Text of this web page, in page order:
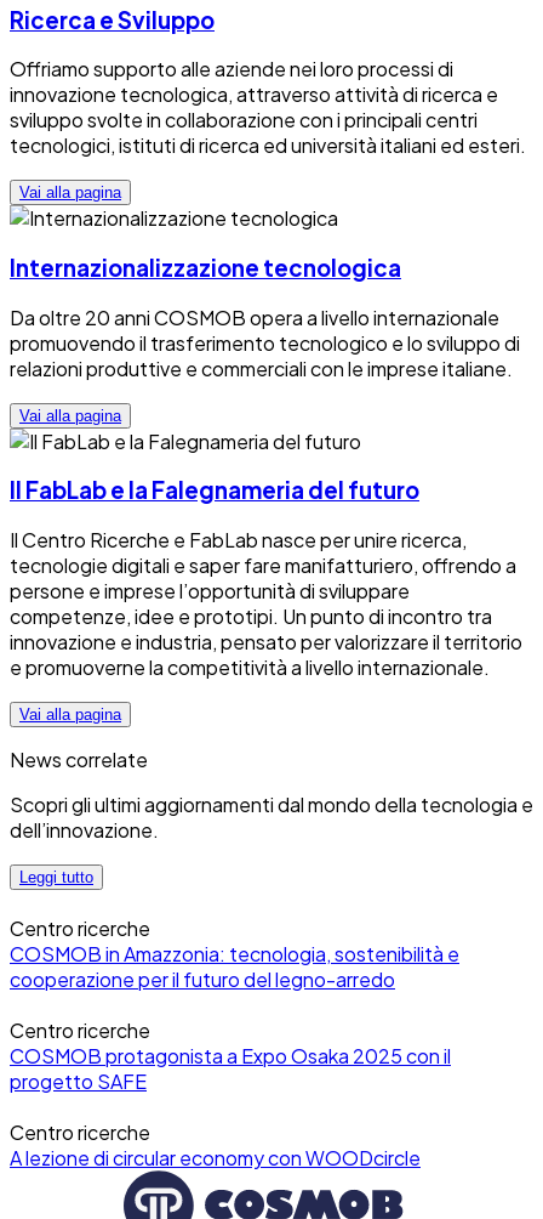
Ricerca e Sviluppo
Offriamo supporto alle aziende nei loro processi di
innovazione tecnologica, attraverso attività di ricerca e
sviluppo svolte in collaborazione con i principali centri
tecnologici, istituti di ricerca ed università italiani ed esteri.
Vai alla pagina
Internazionalizzazione tecnologica
Da oltre 20 anni COSMOB opera a livello internazionale
promuovendo il trasferimento tecnologico e lo sviluppo di
relazioni produttive e commerciali con le imprese italiane.
Vai alla pagina
Il FabLab e la Falegnameria del futuro
Il Centro Ricerche e FabLab nasce per unire ricerca,
tecnologie digitali e saper fare manifatturiero, offrendo a
persone e imprese l’opportunità di sviluppare
competenze, idee e prototipi. Un punto di incontro tra
innovazione e industria, pensato per valorizzare il territorio
e promuoverne la competitività a livello internazionale.
Vai alla pagina
News correlate
Scopri gli ultimi aggiornamenti dal mondo della tecnologia e
dell’innovazione.
Leggi tutto
Centro ricerche
COSMOB in Amazzonia: tecnologia, sostenibilità e
cooperazione per il futuro del legno-arredo
Centro ricerche
COSMOB protagonista a Expo Osaka 2025 con il
progetto SAFE
Centro ricerche
A lezione di circular economy con WOODcircle